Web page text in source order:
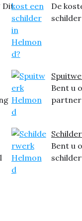
Dit
De
Bent u
partner
Bent u